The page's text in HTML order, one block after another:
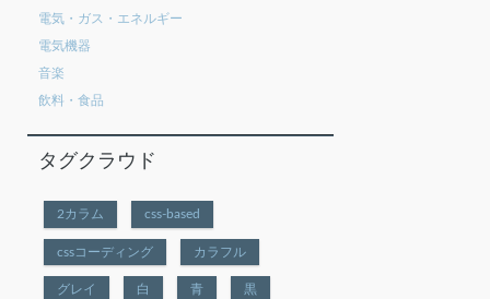
電気・ガス・エネルギー
電気機器
音楽
飲料・食品
タグクラウド
2カラム css-based
cssコーディング カラフル
グレイ 白 青 黒